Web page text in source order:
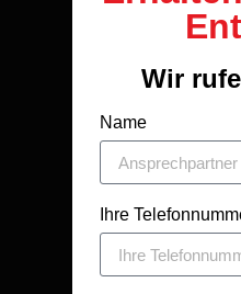
Wir
Name
Ihre